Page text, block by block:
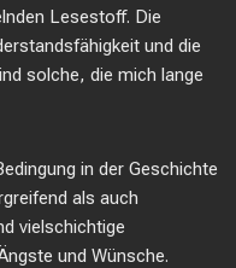
Lesestoff. Die
und die
solche, die mich lange
in der Geschichte
als auch
vielschichtige
und Wünsche.